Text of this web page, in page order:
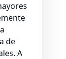
de
A